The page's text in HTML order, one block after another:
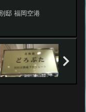
邸 福岡空港